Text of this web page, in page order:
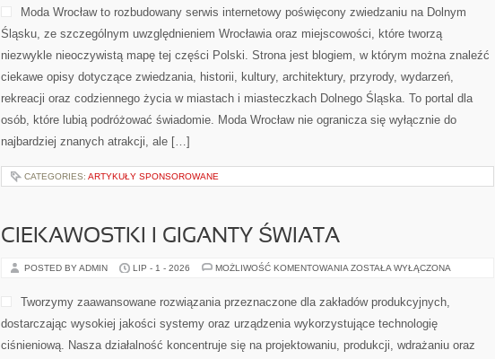
Moda Wrocław to rozbudowany serwis internetowy poświęcony zwiedzaniu na Dolnym
Śląsku, ze szczególnym uwzględnieniem Wrocławia oraz miejscowości, które tworzą
niezwykle nieoczywistą mapę tej części Polski. Strona jest blogiem, w którym można znaleźć
ciekawe opisy dotyczące zwiedzania, historii, kultury, architektury, przyrody, wydarzeń,
rekreacji oraz codziennego życia w miastach i miasteczkach Dolnego Śląska. To portal dla
osób, które lubią podróżować świadomie. Moda Wrocław nie ogranicza się wyłącznie do
najbardziej znanych atrakcji, ale […]
CATEGORIES: ARTYKUŁY SPONSOROWANE
CIEKAWOSTKI I GIGANTY ŚWIATA
POSTED BY ADMIN LIP - 1 - 2026 MOŻLIWOŚĆ KOMENTOWANIA CIEKAWOSTKI
ŚWIATA
ZOSTAŁA WYŁĄCZONA
Tworzymy zaawansowane rozwiązania przeznaczone dla zakładów produkcyjnych,
dostarczając wysokiej jakości systemy oraz urządzenia wykorzystujące technologię
ciśnieniową. Nasza działalność koncentruje się na projektowaniu, produkcji, wdrażaniu oraz